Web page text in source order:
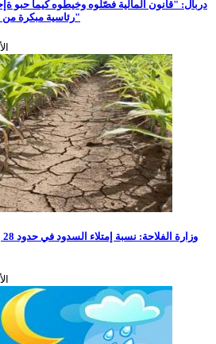
دربال: "قانون المالية فصّلوه وخيطوه كيما حبو
رئاسية مبكرة من بين أهم الحلول للأزمة السياسية"